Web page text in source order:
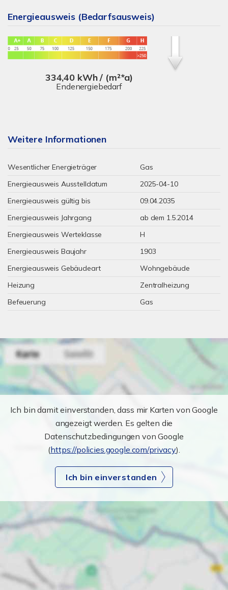
Energieausweis (Bedarfsausweis)
334,40 kWh / (m²*a)
Endenergiebedarf
Weitere Informationen
Wesentlicher Energieträger
Gas
Energieausweis Ausstelldatum
2025-04-10
Energieausweis gültig bis
09.04.2035
Energieausweis Jahrgang
ab dem 1.5.2014
Energieausweis Werteklasse
H
Energieausweis Baujahr
1903
Energieausweis Gebäudeart
Wohngebäude
Heizung
Zentralheizung
Befeuerung
Gas
Ich bin damit einverstanden, dass mir Karten von Google
angezeigt werden. Es gelten die
Datenschutzbedingungen von Google
(https://policies.google.com/privacy).
Ich bin einverstanden